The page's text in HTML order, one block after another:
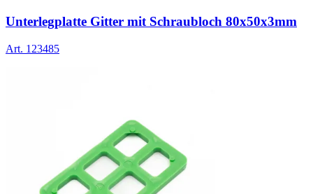
Unterlegplatte Gitter mit Schraubloch 80x50x3mm
Art. 123485